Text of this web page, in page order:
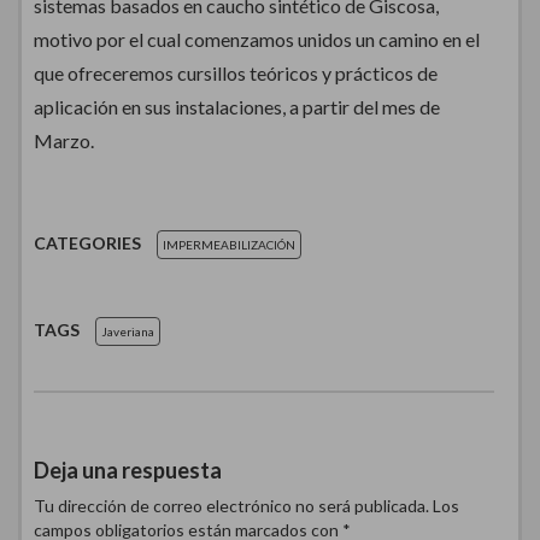
sistemas basados en caucho sintético de Giscosa,
motivo por el cual comenzamos unidos un camino en el
que ofreceremos cursillos teóricos y prácticos de
aplicación en sus instalaciones, a partir del mes de
Marzo.
CATEGORIES IMPERMEABILIZACIÓN
TAGS Javeriana
Deja una respuesta
Tu dirección de correo electrónico no será publicada. Los
campos obligatorios están marcados con *